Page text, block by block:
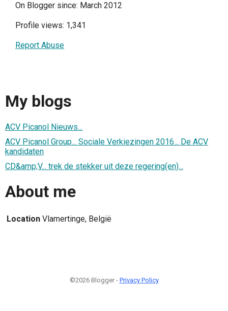
On Blogger since: March 2012
Profile views: 1,341
Report Abuse
My blogs
ACV Picanol Nieuws...
ACV Picanol Group... Sociale Verkiezingen 2016... De ACV
kandidaten
CD&amp;V... trek de stekker uit deze regering(en)...
About me
Location Vlamertinge, België
©2026 Blogger - Privacy Policy